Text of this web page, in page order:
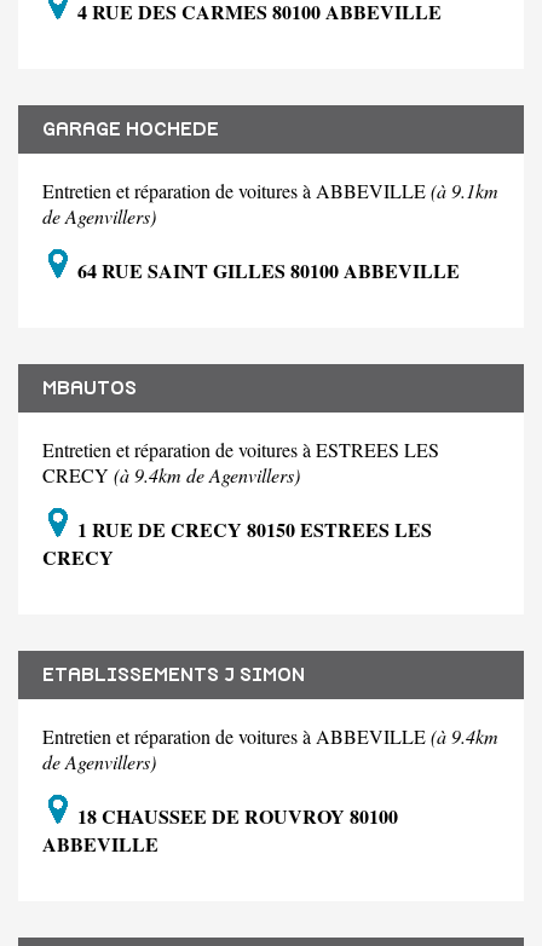
4 RUE DES CARMES 80100 ABBEVILLE
GARAGE HOCHEDE
Entretien et réparation de voitures à ABBEVILLE(à 9.1km
de Agenvillers)
64 RUE SAINT GILLES 80100 ABBEVILLE
MBAUTOS
Entretien et réparation de voitures à ESTREES LES
CRECY (à 9.4km de Agenvillers)
1 RUE DE CRECY 80150 ESTREES LES
CRECY
ETABLISSEMENTS J SIMON
Entretien et réparation de voitures à ABBEVILLE(à 9.4km
de Agenvillers)
18 CHAUSSEE DE ROUVROY 80100
ABBEVILLE